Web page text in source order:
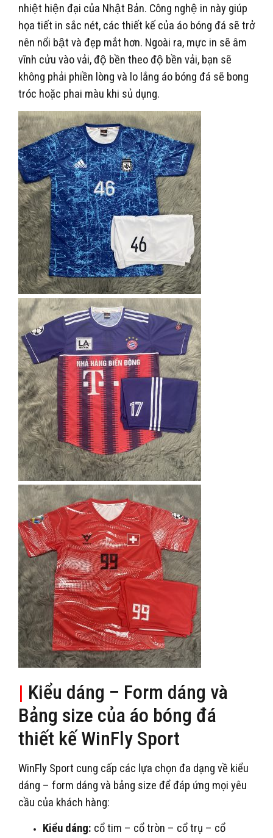
nhiệt hiện đại của Nhật Bản. Công nghệ in này giúp
họa tiết in sắc nét, các thiết kế của áo bóng đá sẽ trở
nên nổi bật và đẹp mắt hơn. Ngoài ra, mực in sẽ âm
vĩnh cửu vào vải, độ bền theo độ bền vải, bạn sẽ
không phải phiền lòng và lo lắng áo bóng đá sẽ bong
tróc hoặc phai màu khi sủ dụng.
| Kiểu dáng – Form dáng và
Bảng size của áo bóng đá
thiết kế WinFly Sport
WinFly Sport cung cấp các lựa chọn đa dạng về kiểu
dáng – form dáng và bảng size để đáp ứng mọi yêu
cầu của khách hàng:
Kiểu dáng: cổ tim – cổ tròn – cổ trụ – cổ